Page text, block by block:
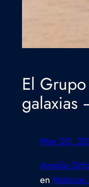
El
galaxias
May 20,
Amelia
en